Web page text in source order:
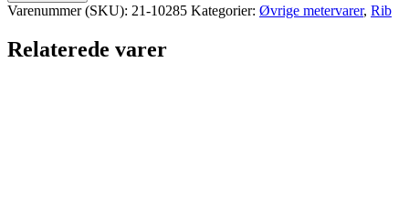
-
Mørk
antal
Varenummer (SKU): 21-10285 Kategorier: Øvrige metervarer, Rib
Relaterede varer